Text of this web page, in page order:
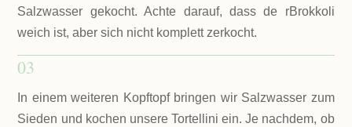
Salzwasser gekocht. Achte darauf, dass de rBrokkoli
weich ist, aber sich nicht komplett zerkocht.
03
In einem weiteren Kopftopf bringen wir Salzwasser zum
Sieden und kochen unsere Tortellini ein. Je nachdem, ob